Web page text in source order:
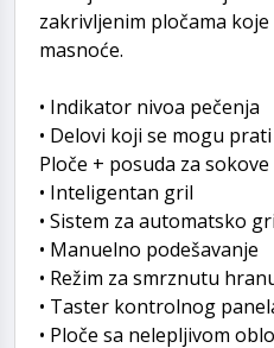
zakrivljenim pločama
masnoće.
• Indikator nivoa pečenja
• Delovi koji se mogu
Ploče + posuda za sokove
• Inteligentan gril
• Sistem za automatsko
• Manuelno podešavanje
• Režim za smrznutu
• Taster kontrolnog
• Ploče sa nelepljivom